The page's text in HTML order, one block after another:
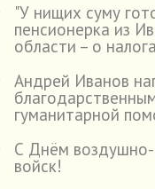
"У нищих суму
пенсионерка из
области – о
Андрей Иванов
гуманитарной
С Днём
войск!